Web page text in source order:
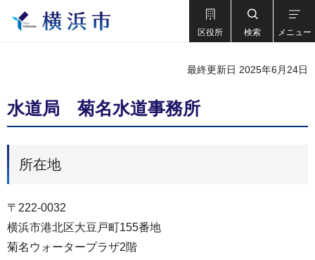
区役所 検索 メニュー
最終更新日 2025年6月24日
水道局 菊名水道事務所
所在地
〒222-0032
横浜市港北区大豆戸町155番地
菊名ウォータープラザ2階